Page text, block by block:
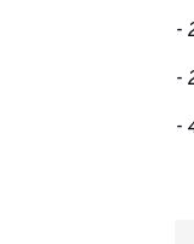
-
-
-